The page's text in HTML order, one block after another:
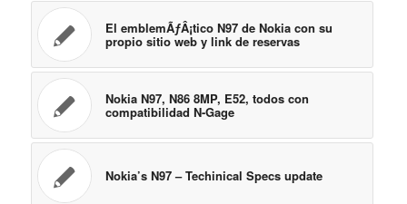
El emblemÃƒÂ¡tico N97 de Nokia con su
propio sitio web y link de reservas
Nokia N97, N86 8MP, E52, todos con
compatibilidad N-Gage
Nokia’s N97 – Techinical Specs update